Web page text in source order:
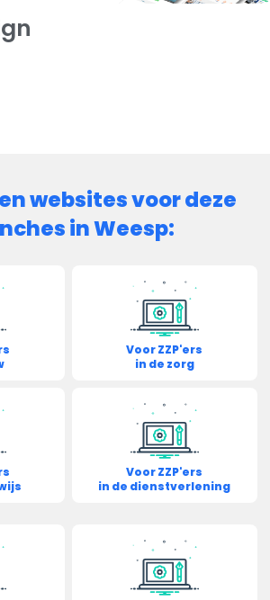
websites voor deze
in Weesp:
Voor ZZP'ers
in de zorg
Voor ZZP'ers
in de dienstverlening